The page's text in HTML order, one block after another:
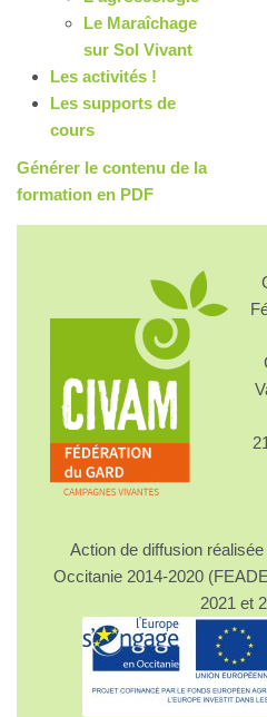
Le Maraîchage
sur Sol Vivant
Les activités !
Les supports de
cours
Générer le contenu de la
formation en PDF
Action de diffusion
Occitanie 2014-2020
2021 et